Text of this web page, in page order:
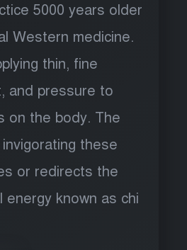
5000 years older
Western medicine.
thin, fine
and pressure to
on the body. The
these
or redirects the
energy known as chi